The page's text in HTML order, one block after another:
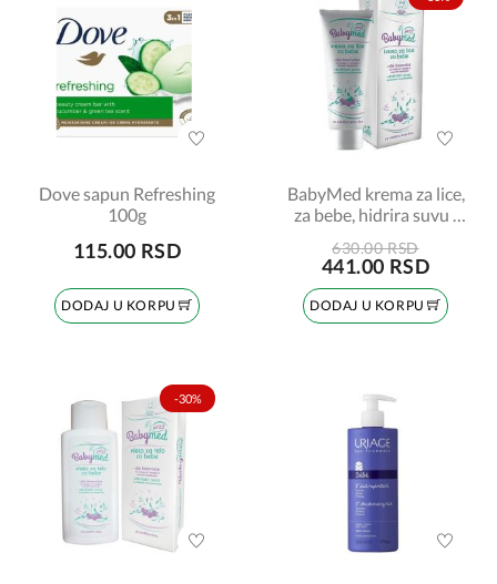
Dove sapun Refreshing
100g
115.00 RSD
DODAJ U KORPU
BabyMed krema za lice,
za bebe, hidrira suvu i
630.00 RSD
441.00 RSD
DODAJ U KORPU
-30%